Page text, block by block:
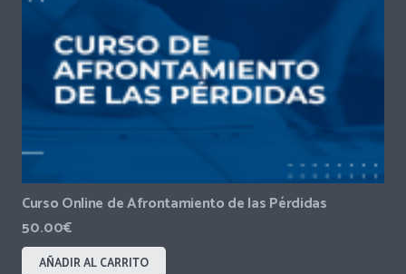
Curso Online de Afrontamiento de las Pérdidas
50.00€
AÑADIR AL CARRITO